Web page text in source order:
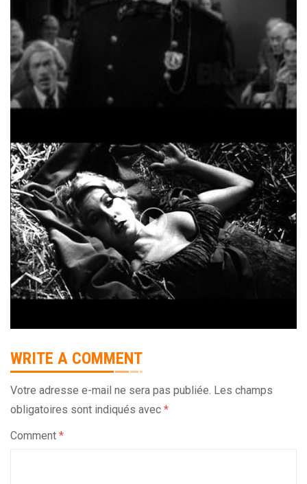
WRITE A COMMENT
Votre adresse e-mail ne sera pas publiée. Les champs
obligatoires sont indiqués avec *
Comment *